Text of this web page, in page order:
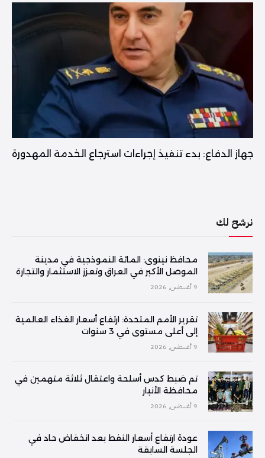
جهاز الدفاع: بدء تنفيذ إجراءات استرجاع الخدمة المهدورة
نرشح لك
محافظ نينوى: المائة النموذجية في مدينة
الموصل الأكبر في العراق وتعزز الاستثمار والتجارة
9 أغسطس, 2026
تقرير الأمم المتحدة: ارتفاع أسعار الغذاء العالمية
إلى أعلى مستوى في 3 سنوات
9 أغسطس, 2026
تم ضبط كدس أسلحة واعتقال ثلاثة متهمين في
محافظة الأنبار
9 أغسطس, 2026
عودة ارتفاع أسعار النفط بعد انخفاض حاد في
الجلسة السابقة